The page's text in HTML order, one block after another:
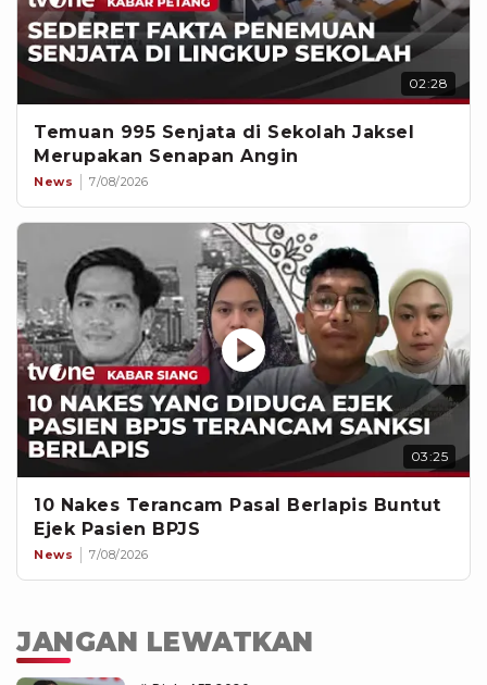
02:28
Temuan 995 Senjata di Sekolah Jaksel
Merupakan Senapan Angin
News 7/08/2026
03:25
10 Nakes Terancam Pasal Berlapis Buntut
Ejek Pasien BPJS
News 7/08/2026
JANGAN LEWATKAN